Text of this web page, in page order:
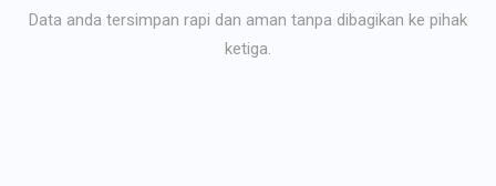
Data anda tersimpan rapi dan aman tanpa dibagikan ke pihak
ketiga.